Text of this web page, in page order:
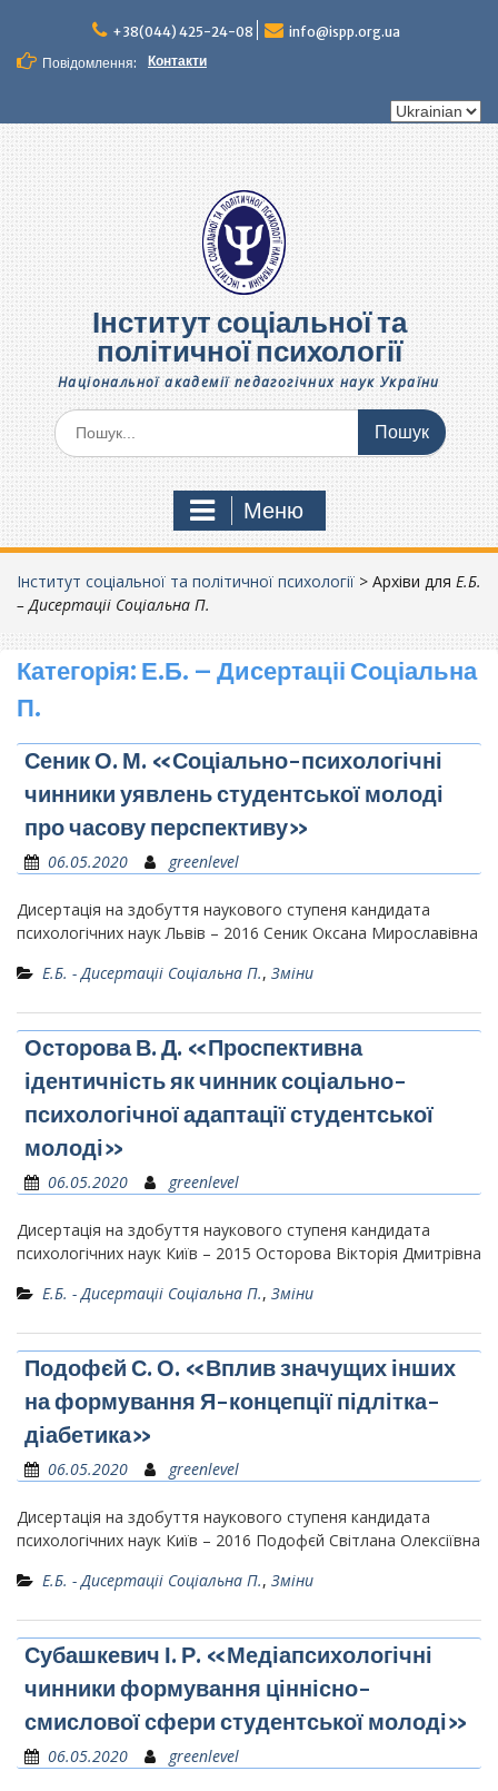
вмісту
+38(044) 425-24-08
info@ispp.org.ua
Повідомлення:
Контакти
Вибрати
Інститут соціальної та
політичної психології
Національної академії педагогічних наук України
Шукати:
Меню
Інститут соціальної та політичної психології > Архіви для Е.Б.
– Дисертаціі Соціальна П.
Категорія: Е.Б. – Дисертаціі Соціальна
П.
Сеник О. М. «Соціально-психологічні
чинники уявлень студентської молоді
про часову перспективу»
06.05.2020 greenlevel
Дисертація на здобуття наукового ступеня кандидата
психологічних наук Львів – 2016 Сеник Оксана Мирославівна
Е.Б. - Дисертаціі Соціальна П., Зміни
Осторова В. Д. «Проспективна
ідентичність як чинник соціально-
психологічної адаптації студентської
молоді»
06.05.2020 greenlevel
Дисертація на здобуття наукового ступеня кандидата
психологічних наук Київ – 2015 Осторова Вікторія Дмитрівна
Е.Б. - Дисертаціі Соціальна П., Зміни
Подофєй С. О. «Вплив значущих інших
на формування Я-концепції підлітка-
діабетика»
06.05.2020 greenlevel
Дисертація на здобуття наукового ступеня кандидата
психологічних наук Київ – 2016 Подофєй Світлана Олексіївна
Е.Б. - Дисертаціі Соціальна П., Зміни
Субашкевич І. Р. «Медіапсихологічні
чинники формування ціннісно-
смислової сфери студентської молоді»
06.05.2020 greenlevel